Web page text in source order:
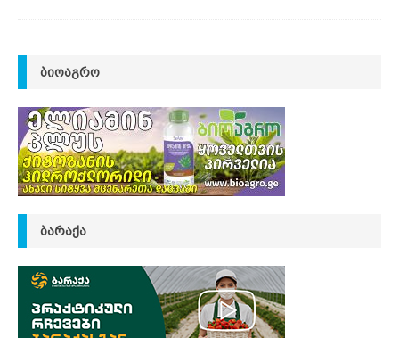
ᲑᲘᲝᲐᲒᲠᲝ
ᲑᲐᲠᲐᲥᲐ